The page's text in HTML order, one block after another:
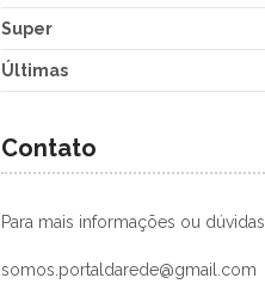
Super
Últimas
Contato
Para mais informações ou dúvidas.
somos.portaldarede@gmail.com